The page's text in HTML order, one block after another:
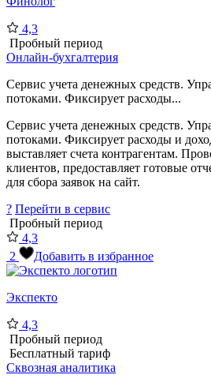
4,3
Пробный период
Онлайн-бухгалтерия
Сервис учета денежных средств.
потоками. Фиксирует расходы...
Сервис учета денежных средств.
потоками. Фиксирует расходы и
выставляет счета контрагентам.
клиентов, предоставляет готовые
для сбора заявок на сайт.
? Перейти в сервис
Пробный период
4,3
2
Добавить в избранное
Экспекто
4,3
Пробный период
Бесплатный тариф
Сквозная аналитика